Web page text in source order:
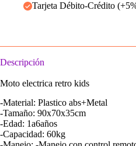
Tarjeta Débito-Crédito
Descripción
Moto electrica retro kids
-Material: Plastico abs+Metal
-Tamaño: 90x70x35cm
-Edad: 1a6años
-Capacidad: 60kg